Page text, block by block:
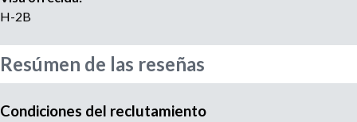
H-2B
Resúmen de las reseñas
Condiciones del reclutamiento